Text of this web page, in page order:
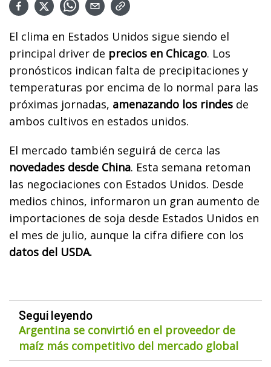
El clima en Estados Unidos sigue siendo el
principal driver de precios en Chicago. Los
pronósticos indican falta de precipitaciones y
temperaturas por encima de lo normal para las
próximas jornadas, amenazando los rindes de
ambos cultivos en estados unidos.
El mercado también seguirá de cerca las
novedades desde China. Esta semana retoman
las negociaciones con Estados Unidos. Desde
medios chinos, informaron un gran aumento de
importaciones de soja desde Estados Unidos en
el mes de julio, aunque la cifra difiere con los
datos del USDA.
Seguí leyendo
Argentina se convirtió en el proveedor de
maíz más competitivo del mercado global